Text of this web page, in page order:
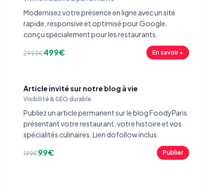
Modernisez votre présence en ligne avec un site
rapide, responsive et optimisé pour Google,
conçu spécialement pour les restaurants.
2999€499€ En savoir +
Article invité sur notre blog à vie
Visibilité & SEO durable
Publiez un article permanent sur le blog FoodyParis
présentant votre restaurant, votre histoire et vos
spécialités culinaires. Lien dofollow inclus.
199€99€ Publier